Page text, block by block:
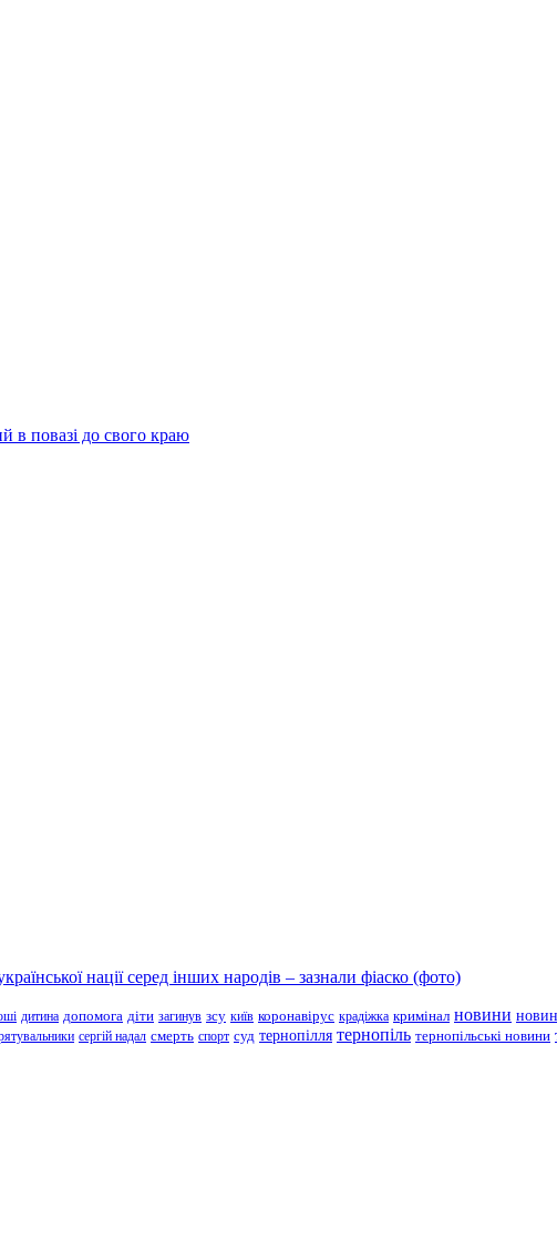
в повазі до свого краю
нації серед інших народів – зазнали фіаско (фото)
дитина допомога діти загинув зсу київ коронавірус крадіжка кримінал новини
сергій надал смерть спорт суд тернопілля тернопіль тернопільські новини